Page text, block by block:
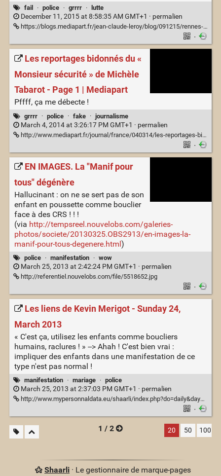
fail · police · grrrr · lutte
December 11, 2015 at 8:58:35 AM GMT+1 · permalien
https://blogs.mediapart.fr/jean-claude-leroy/blog/091215/rennes-un-jeune-homme-desempare-abattu-de-cinq-balles-par-la-police
·
Les reportages bidonnés du «
Monsieur sécurité » de Michèle
Tabarot - Page 1 | Mediapart
Pffff, ça me débecte !
grrrr · police · fake · journalisme
March 4, 2014 at 3:26:17 PM GMT+1 · permalien
http://www.mediapart.fr/journal/france/040314/les-reportages-bidonnes-du-monsieur-securite-de-michele-tabarot
·
EN IMAGES. La "Manif pour
tous" dégénère
Hallucinant : on ne se sert pas de son
enfant en poussette comme bouclier
face à des CRS ! ! !
(via http://tempsreel.nouvelobs.com/galeries-
photos/societe/20130325.OBS2913/en-images-la-
manif-pour-tous-degenere.html)
police · manifestation · wow
March 25, 2013 at 2:42:24 PM GMT+1 · permalien
http://referentiel.nouvelobs.com/file/5518652.jpg
·
Les liens de Kevin Merigot - Sunday 24,
March 2013
« C'est ça, utilisez les enfants comme boucliers
humains, raclures ! » --> Ahah ! C'est bien vrai :
impliquer des enfants dans une manifestation de ce
type n'est pas normal !
manifestation · mariage · police
March 25, 2013 at 2:37:03 PM GMT+1 · permalien
http://www.mypersonnaldata.eu/shaarli/index.php?do=daily&day=20130324
·
1 / 2
20 50 100
Shaarli· Le gestionnaire de marque-pages